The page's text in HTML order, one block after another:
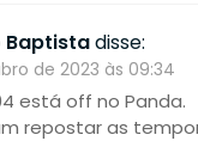
Baptistadisse:
de 2023 às 09:34
está off no Panda.
repostar as